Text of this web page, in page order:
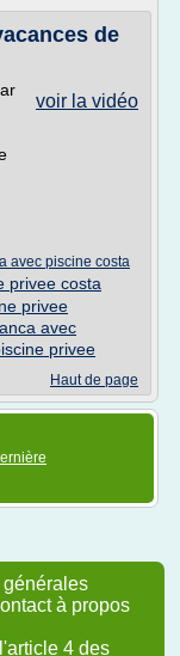
de
voir la vidéo
avec piscine costa
privee costa
privee
avec
privee
Haut de page
à propos
4 des